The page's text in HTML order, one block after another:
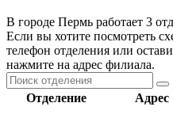
В городе Пермь работает 3
Если вы хотите посмотреть
телефон отделения или
нажмите на адрес филиала.
Отделение Адрес